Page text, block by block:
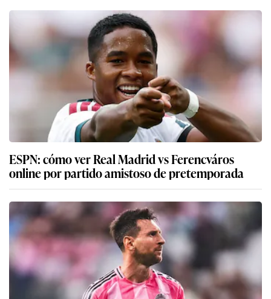
ESPN: cómo ver Real Madrid vs Ferencváros
online por partido amistoso de pretemporada